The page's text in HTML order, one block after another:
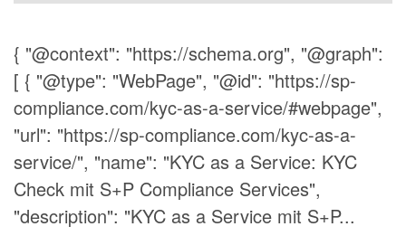
{ "@context": "https://schema.org", "@graph":
[ { "@type": "WebPage", "@id": "https://sp-
compliance.com/kyc-as-a-service/#webpage",
"url": "https://sp-compliance.com/kyc-as-a-
service/", "name": "KYC as a Service: KYC
Check mit S+P Compliance Services",
"description": "KYC as a Service mit S+P...